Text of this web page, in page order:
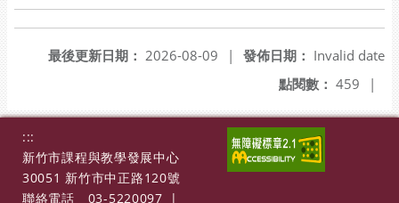
發佈日期： Invalid date
最後更新日期： 2026-08-09
|
點閱數： 459 |
:::
新竹市課程與教學發展中心
30051 新竹市中正路120號
聯絡電話
03-5220097 |